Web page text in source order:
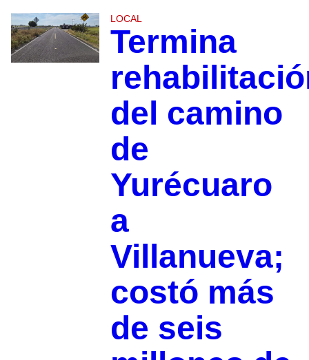
LOCAL
Termina
del camino
de
Yurécuaro
a
Villanueva;
costó más
de seis